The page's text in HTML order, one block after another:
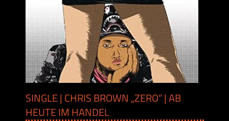
SINGLE | CHRIS BROWN „ZERO“ | AB
HEUTE IM HANDEL